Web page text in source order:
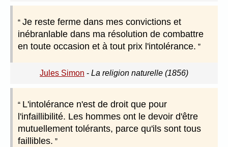
Je reste ferme dans mes convictions et
inébranlable dans ma résolution de combattre
en toute occasion et à tout prix l'intolérance.
Jules Simon - La religion naturelle (1856)
L'intolérance n'est de droit que pour
l'infaillibilité. Les hommes ont le devoir d'être
mutuellement tolérants, parce qu'ils sont tous
faillibles.